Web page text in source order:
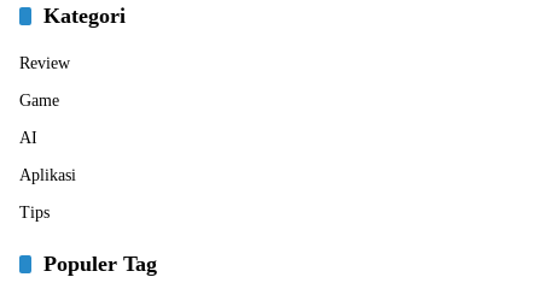
Kategori
Review
Game
AI
Aplikasi
Tips
Populer Tag